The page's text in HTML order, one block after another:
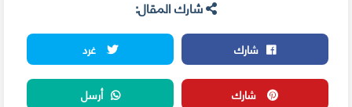
شارك المقال:
شارك
غرد
شارك
أرسل